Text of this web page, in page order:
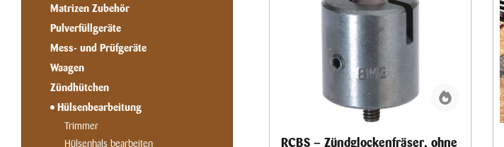
Matrizen Zubehör
Pulverfüllgeräte
Mess- und Prüfgeräte
Waagen
Zündhütchen
Hülsenbearbeitung
Trimmer
Hülsenhals bearbeiten
RCBS – Zündglockenfräser, ohne